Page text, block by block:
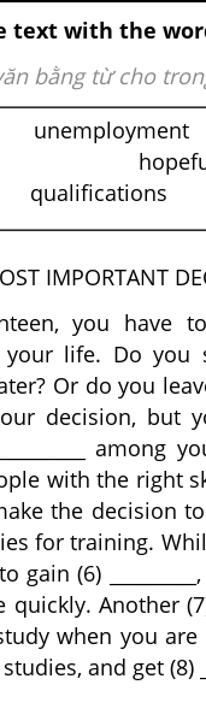
text with the
bằng từ cho
IMPORTANT
you have
your life. Do
later? Or do you
decision, but
among
with the right
the decision to
for training.
gain (6)
Another
when you
and get (8)